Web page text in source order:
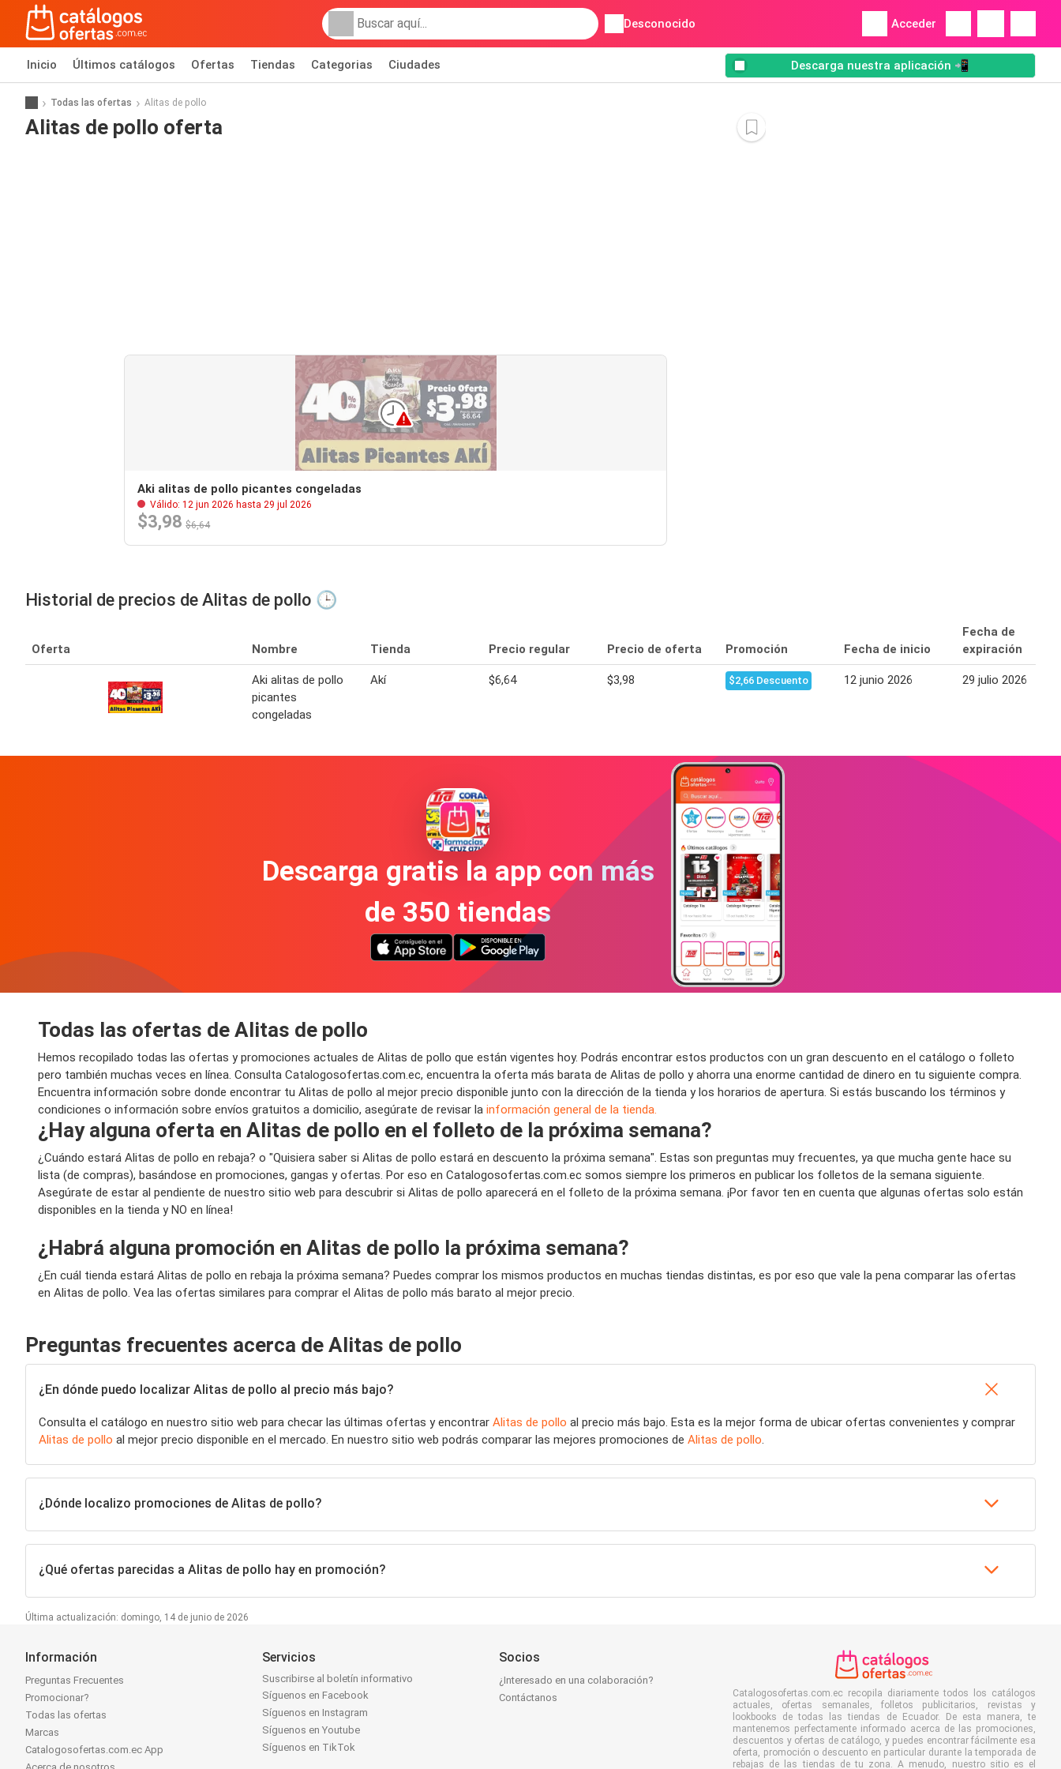
Desconocido Acceder
Inicio Últimos catálogos Ofertas Tiendas Categorias Ciudades Descarga nuestra aplicación 📲
Todas las ofertas Alitas de pollo
Alitas de pollo oferta
Aki alitas de pollo picantes congeladas
Válido: 12 jun 2026 hasta 29 jul 2026
$3,98 $6,64
Historial de precios de Alitas de pollo 🕒
Oferta Nombre Tienda Precio regular Precio de oferta Promoción Fecha de inicio
Fecha de
expiración
Aki alitas de pollo
picantes
congeladas
Akí $6,64 $3,98 $2,66 Descuento 12 junio 2026 29 julio 2026
Descarga gratis la app con más
de 350 tiendas
Todas las ofertas de Alitas de pollo
Hemos recopilado todas las ofertas y promociones actuales de Alitas de pollo que están vigentes hoy. Podrás encontrar estos productos con un gran descuento en el catálogo o folleto
pero también muchas veces en línea. Consulta Catalogosofertas.com.ec, encuentra la oferta más barata de Alitas de pollo y ahorra una enorme cantidad de dinero en tu siguiente compra.
Encuentra información sobre donde encontrar tu Alitas de pollo al mejor precio disponible junto con la dirección de la tienda y los horarios de apertura. Si estás buscando los términos y
condiciones o información sobre envíos gratuitos a domicilio, asegúrate de revisar la información general de la tienda.
¿Hay alguna oferta en Alitas de pollo en el folleto de la próxima semana?
¿Cuándo estará Alitas de pollo en rebaja? o "Quisiera saber si Alitas de pollo estará en descuento la próxima semana". Estas son preguntas muy frecuentes, ya que mucha gente hace su
lista (de compras), basándose en promociones, gangas y ofertas. Por eso en Catalogosofertas.com.ec somos siempre los primeros en publicar los folletos de la semana siguiente.
Asegúrate de estar al pendiente de nuestro sitio web para descubrir si Alitas de pollo aparecerá en el folleto de la próxima semana. ¡Por favor ten en cuenta que algunas ofertas solo están
disponibles en la tienda y NO en línea!
¿Habrá alguna promoción en Alitas de pollo la próxima semana?
¿En cuál tienda estará Alitas de pollo en rebaja la próxima semana? Puedes comprar los mismos productos en muchas tiendas distintas, es por eso que vale la pena comparar las ofertas
en Alitas de pollo. Vea las ofertas similares para comprar el Alitas de pollo más barato al mejor precio.
Preguntas frecuentes acerca de Alitas de pollo
¿En dónde puedo localizar Alitas de pollo al precio más bajo?
Consulta el catálogo en nuestro sitio web para checar las últimas ofertas y encontrar Alitas de pollo al precio más bajo. Esta es la mejor forma de ubicar ofertas convenientes y comprar
Alitas de pollo al mejor precio disponible en el mercado. En nuestro sitio web podrás comparar las mejores promociones de Alitas de pollo.
¿Dónde localizo promociones de Alitas de pollo?
¿Qué ofertas parecidas a Alitas de pollo hay en promoción?
Última actualización: domingo, 14 de junio de 2026
Información
Preguntas Frecuentes
Promocionar?
Todas las ofertas
Marcas
Catalogosofertas.com.ec App
Servicios
Suscribirse al boletín informativo
Síguenos en Facebook
Síguenos en Instagram
Síguenos en Youtube
Síguenos en TikTok
Socios
¿Interesado en una colaboración?
Contáctanos
Catalogosofertas.com.ec recopila diariamente todos los catálogos
actuales, ofertas semanales, folletos publicitarios, revistas y
lookbooks de todas las tiendas de Ecuador. De esta manera, te
mantenemos perfectamente informado acerca de las promociones,
descuentos y ofertas de catálogo, y puedes encontrar fácilmente esa
oferta, promoción o descuento en particular durante la temporada de
rebajas de las tiendas de tu zona. A menudo, nuestro sitio es el